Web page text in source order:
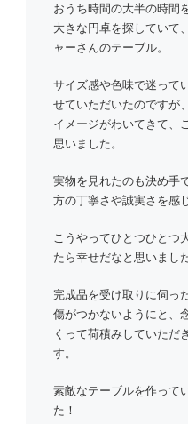
おうち時間の大半の時間
大きな円卓を探していて
ャーさんのテーブル。
サイズ感や色味で迷って
せていただいたのですが
イメージがわいてきて、
思いました。
実物を見れたのも決め手
方の丁寧さや誠実さを感
こうやってひとつひとつ
たら幸せだなと思いました
完成品を受け取りに伺っ
傷がつかないようにと、
くって荷積みしていただ
す。
素敵なテーブルを作って
た！